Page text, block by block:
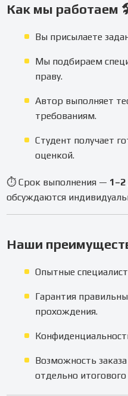
Как мы работаем
Вы присылаете
Мы подбираем
праву.
Автор выполняет
требованиям.
Студент получает
оценкой.
⏱ Срок выполнения —
обсуждаются
Наши
Опытные
Гарантия
прохождения.
Возможность
отдельно